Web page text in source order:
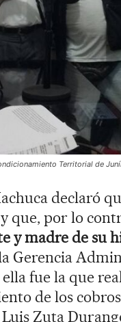
Territorial de
declaró
que, por lo
y madre de su
Gerencia
fue la que
de los
Zuta